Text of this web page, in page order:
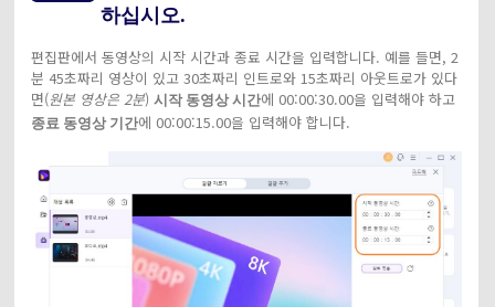
하십시오.
편집판에서 동영상의 시작 시간과 종료 시간을 입력합니다. 예를 들면, 2
분 45초짜리 영상이 있고 30초짜리 인트로와 15초짜리 아웃트로가 있다
면(원본 영상은 2분) 시작 동영상 시간에 00:00:30.00을 입력해야 하고
종료 동영상 기간에 00:00:15.00을 입력해야 합니다.